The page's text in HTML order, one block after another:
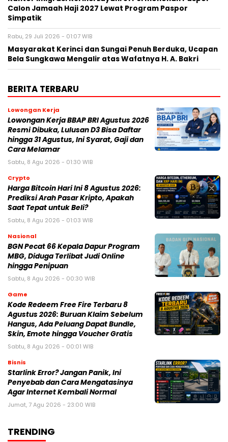
Calon Jamaah Haji 2027 Lewat Program Paspor
Simpatik
Rabu, 29 Juli 2026 - 01:07 WIB
Masyarakat Kerinci dan Sungai Penuh Berduka, Ucapan
Bela Sungkawa Mengalir atas Wafatnya H. A. Bakri
BERITA TERBARU
Lowongan Kerja
Lowongan Kerja BBAP BRI Agustus 2026
Resmi Dibuka, Lulusan D3 Bisa Daftar
hingga 31 Agustus, Ini Syarat, Gaji dan
Cara Melamar
Sabtu, 8 Agu 2026 - 01:30 WIB
Crypto
Harga Bitcoin Hari Ini 8 Agustus 2026:
Prediksi Arah Pasar Kripto, Apakah
Saat Tepat untuk Beli?
Sabtu, 8 Agu 2026 - 01:03 WIB
Nasional
BGN Pecat 66 Kepala Dapur Program
MBG, Diduga Terlibat Judi Online
hingga Penipuan
Sabtu, 8 Agu 2026 - 00:30 WIB
Game
Kode Redeem Free Fire Terbaru 8
Agustus 2026: Buruan Klaim Sebelum
Hangus, Ada Peluang Dapat Bundle,
Skin, Emote hingga Voucher Gratis
Sabtu, 8 Agu 2026 - 00:01 WIB
Bisnis
Starlink Error? Jangan Panik, Ini
Penyebab dan Cara Mengatasinya
Agar Internet Kembali Normal
Jumat, 7 Agu 2026 - 23:00 WIB
TRENDING